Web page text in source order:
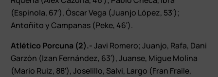
(Espinola, 67′), Óscar Vega (Juanjo López, 53′);
Antoñito y Campanas (Peke, 46′).
Atlético Porcuna (2).-Javi Romero; Juanjo, Rafa, Dani
Garzón (Izan Fernández, 63′), Juanse, Migue Molina
(Mario Ruiz, 88′), Joselillo, Salvi, Largo (Fran Fraile,